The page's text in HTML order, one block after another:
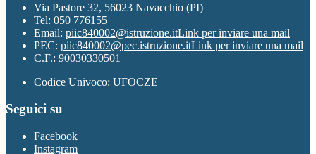
Via Pastore 32, 56023 Navacchio (PI)
Tel: 050 776155
Email: piic840002@istruzione.itLink per inviare una mail
PEC: piic840002@pec.istruzione.itLink per inviare una mail
C.F.: 90030330501
Codice Univoco: UFOCZE
Seguici su
Facebook
Instagram